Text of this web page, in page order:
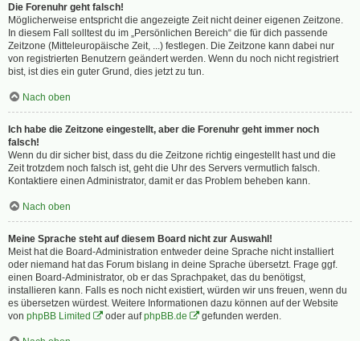
Die Forenuhr geht falsch!
Möglicherweise entspricht die angezeigte Zeit nicht deiner eigenen Zeitzone.
In diesem Fall solltest du im „Persönlichen Bereich“ die für dich passende
Zeitzone (Mitteleuropäische Zeit, ...) festlegen. Die Zeitzone kann dabei nur
von registrierten Benutzern geändert werden. Wenn du noch nicht registriert
bist, ist dies ein guter Grund, dies jetzt zu tun.
Nach oben
Ich habe die Zeitzone eingestellt, aber die Forenuhr geht immer noch
falsch!
Wenn du dir sicher bist, dass du die Zeitzone richtig eingestellt hast und die
Zeit trotzdem noch falsch ist, geht die Uhr des Servers vermutlich falsch.
Kontaktiere einen Administrator, damit er das Problem beheben kann.
Nach oben
Meine Sprache steht auf diesem Board nicht zur Auswahl!
Meist hat die Board-Administration entweder deine Sprache nicht installiert
oder niemand hat das Forum bislang in deine Sprache übersetzt. Frage ggf.
einen Board-Administrator, ob er das Sprachpaket, das du benötigst,
installieren kann. Falls es noch nicht existiert, würden wir uns freuen, wenn du
es übersetzen würdest. Weitere Informationen dazu können auf der Website
von phpBB Limited oder aufphpBB.de gefunden werden.